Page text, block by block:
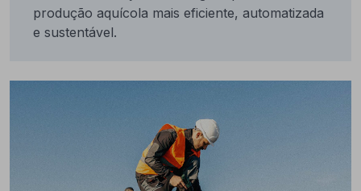
produção aquícola mais eficiente, automatizada
e sustentável.